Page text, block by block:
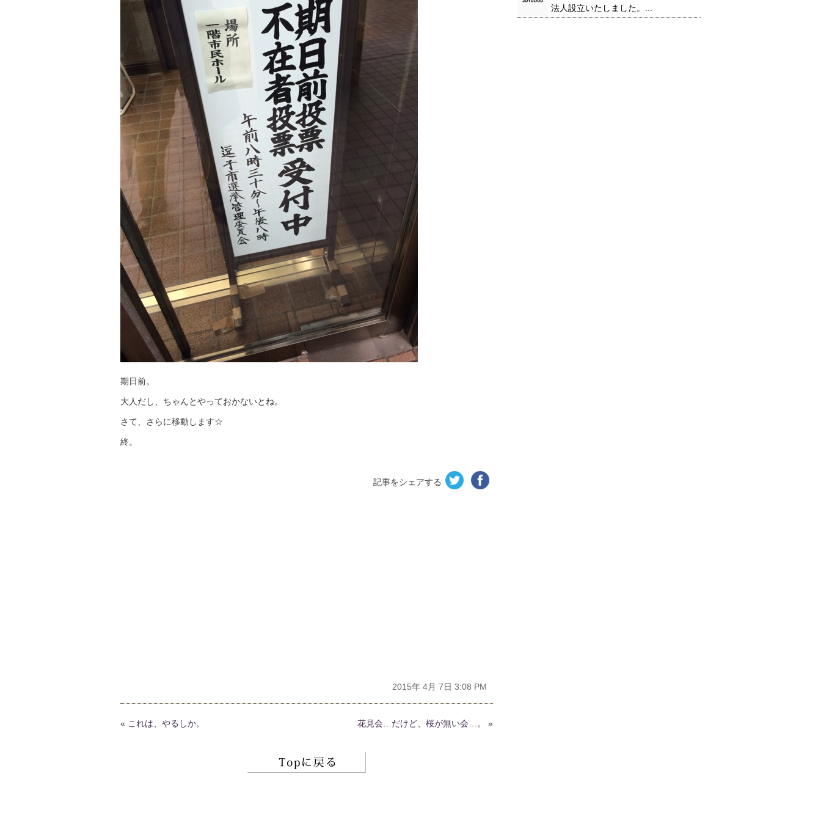
期日前。
大人だし、ちゃんとやっておかないとね。
さて、さらに移動します☆
終。
記事をシェアする
2015年 4月 7日 3:08 PM
« これは、やるしか。 花見会…だけど、桜が無い会…。 »
法人設立いたしました。...